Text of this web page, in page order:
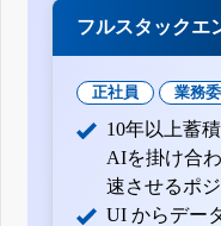
フルスタックエ
正社員 業務
10年以上蓄
AIを掛け合
速させるポ
UI からデー